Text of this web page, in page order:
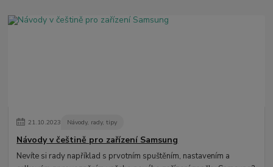
21.10.2023 Návody, rady, tipy
Návody v češtině pro zařízení Samsung
Nevíte si rady například s prvotním spuštěním, nastavením a